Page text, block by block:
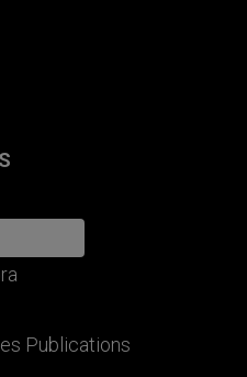
Publications